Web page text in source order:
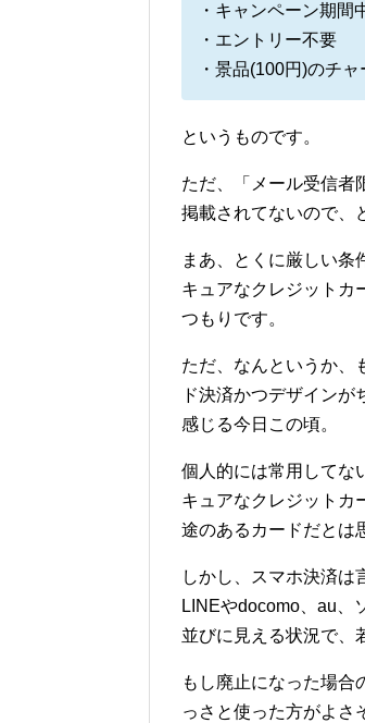
・キャンペーン期
・エントリー不要
・景品(100円)のチ
というものです。
ただ、「メール受信者
掲載されてないので、
まあ、とくに厳しい条
キュアなクレジットカ
つもりです。
ただ、なんというか、
ド決済かつデザイン
感じる今日この頃。
個人的には常用してな
キュアなクレジットカ
途のあるカードだとは
しかし、スマホ決済は
LINEやdocomo、au、
並びに見える状況で、
もし廃止になった場合
っさと使った方がよさ